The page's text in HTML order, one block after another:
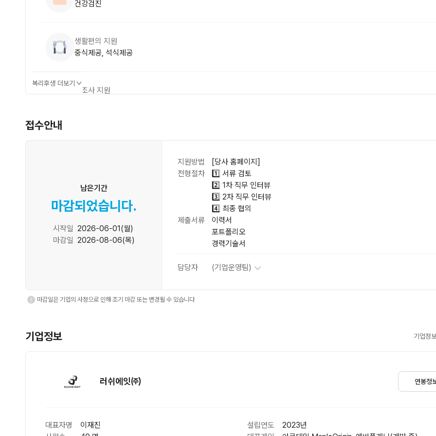
건강검진
생활편의 지원
중식제공, 석식제공
경조사 지원
복리후생 더보기
접수안내
남은기간
마감되었습니다.
시작일 2026-06-01(월)
마감일 2026-08-06(목)
지원방법
[당사 홈페이지]
전형절차
1️⃣ 서류 검토
2️⃣ 1차 직무 인터뷰
3️⃣ 2차 직무 인터뷰
제출서류
이력서
포트폴리오
경력기술서
담당자 (기업운영팀)
마감일은 기업의 사정으로 인해 조기 마감 또는 변경될 수 있습니다
기업정보 기업정
러쉬에잇㈜ 연봉정
대표자명 이재진 설립연도
2023년